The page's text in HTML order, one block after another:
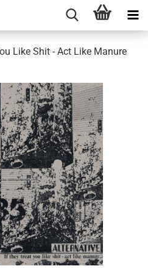
Like Shit - Act Like Manure